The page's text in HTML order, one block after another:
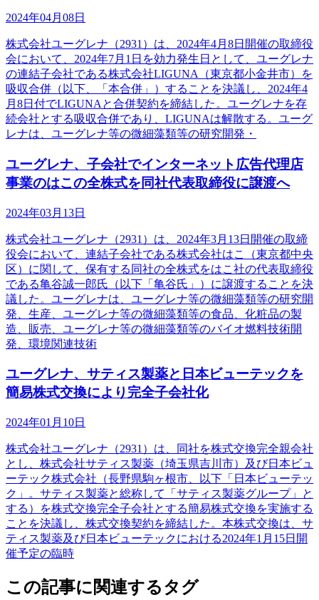
2024年04月08日
株式会社ユーグレナ（2931）は、2024年4月8日開催の取締役
会において、2024年7月1日を効力発生日として、ユーグレナ
の連結子会社である株式会社LIGUNA（東京都小金井市）を
吸収合併（以下、「本合併」）することを決議し、2024年4
月8日付でLIGUNAと合併契約を締結した。ユーグレナを存
続会社とする吸収合併であり、LIGUNAは解散する。ユーグ
レナは、ユーグレナ等の微細藻類等の研究開発・
ユーグレナ、子会社でインターネット広告代理店
事業のはこの全株式を同社代表取締役に譲渡へ
2024年03月13日
株式会社ユーグレナ（2931）は、2024年3月13日開催の取締
役会において、連結子会社である株式会社はこ（東京都中央
区）に関して、保有する同社の全株式をはこ社の代表取締役
である亀谷誠一郎氏（以下「亀谷氏」）に譲渡することを決
議した。ユーグレナは、ユーグレナ等の微細藻類等の研究開
発、生産、ユーグレナ等の微細藻類等の食品、化粧品の製
造、販売、ユーグレナ等の微細藻類等のバイオ燃料技術開
発、環境関連技術
ユーグレナ、サティス製薬と日本ビューテックを
簡易株式交換により完全子会社化
2024年01月10日
株式会社ユーグレナ（2931）は、同社を株式交換完全親会社
とし、株式会社サティス製薬（埼玉県吉川市）及び日本ビュ
ーテック株式会社（長野県駒ヶ根市、以下「日本ビューテッ
ク」。サティス製薬と総称して「サティス製薬グループ」と
する）を株式交換完全子会社とする簡易株式交換を実施する
ことを決議し、株式交換契約を締結した。本株式交換は、サ
ティス製薬及び日本ビューテックにおける2024年1月15日開
催予定の臨時
この記事に関連するタグ